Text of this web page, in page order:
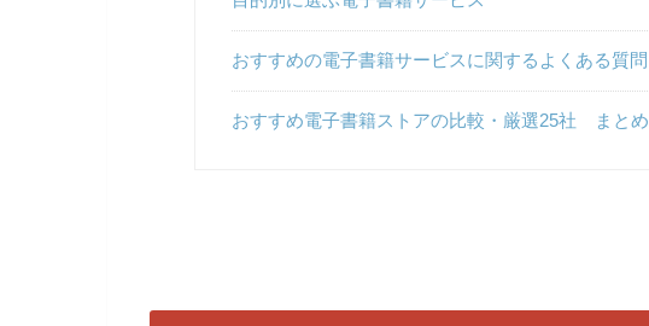
おすすめの電子書籍サービスに関するよくある質問
おすすめ電子書籍ストアの比較・厳選25社 まとめ